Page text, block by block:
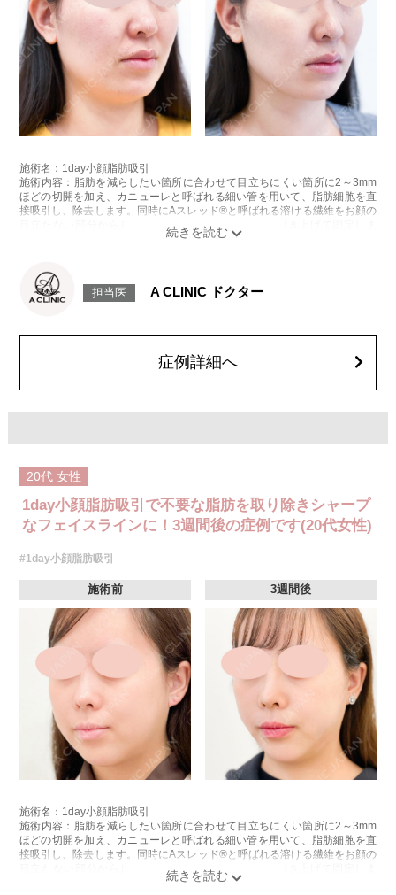
施術名：1day小顔脂肪吸引
施術内容：脂肪を減らしたい箇所に合わせて目立ちにくい箇所に2～3mm
ほどの切開を加え、カニューレと呼ばれる細い管を用いて、脂肪細胞を直
接吸引し、除去します。同時にAスレッド®と呼ばれる溶ける繊維をお顔の
目立たない部分から皮下へ挿入し、皮膚を内側から引き上げて固定しま
感などが術後一時的に生じることがございます。また、稀に貧血、細菌感
染症、左右差、施術箇所の知覚鈍麻、ぼこつき、硬結、瘢痕化、色素沈
顔の脂肪吸引箇所の追加 1ヶ所ごと+162,800円(税込)
オプション：笑気麻酔 3,300円(税込)
担当医 A CLINIC ドクター
症例詳細へ
20代 女性
1day小顔脂肪吸引で不要な脂肪を取り除きシャープ
なフェイスラインに！3週間後の症例です(20代女性)
#1day小顔脂肪吸引
施術前 3週間後
施術名：1day小顔脂肪吸引
施術内容：脂肪を減らしたい箇所に合わせて目立ちにくい箇所に2～3mm
ほどの切開を加え、カニューレと呼ばれる細い管を用いて、脂肪細胞を直
接吸引し、除去します。同時にAスレッド®と呼ばれる溶ける繊維をお顔の
目立たない部分から皮下へ挿入し、皮膚を内側から引き上げて固定しま